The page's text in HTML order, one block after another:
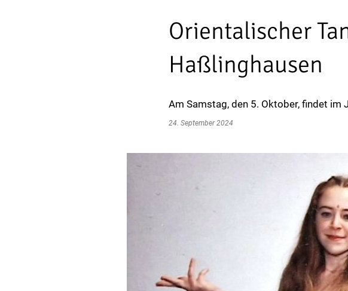
Orientalischer
Haßlinghausen
Am Samstag, den 5. Oktober, findet
24. September 2024